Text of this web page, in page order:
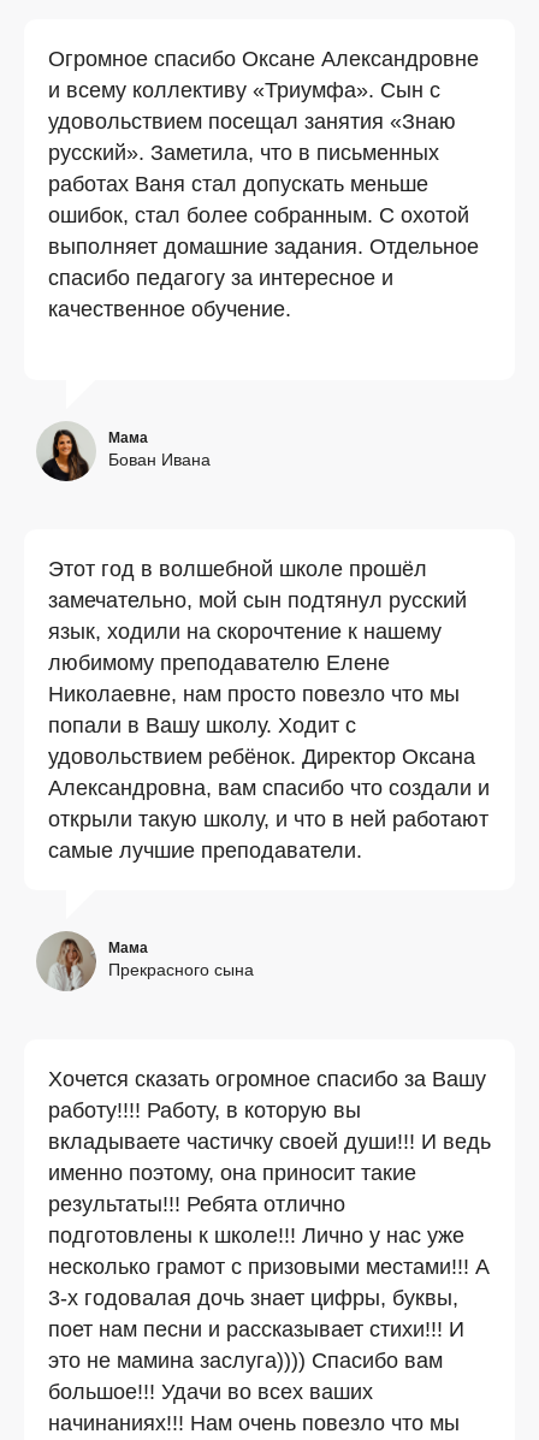
Огромное спасибо Оксане Александровне
и всему коллективу «Триумфа». Сын с
удовольствием посещал занятия «Знаю
русский». Заметила, что в письменных
работах Ваня стал допускать меньше
ошибок, стал более собранным. С охотой
выполняет домашние задания. Отдельное
спасибо педагогу за интересное и
качественное обучение.
Мама
Бован Ивана
Этот год в волшебной школе прошёл
замечательно, мой сын подтянул русский
язык, ходили на скорочтение к нашему
любимому преподавателю Елене
Николаевне, нам просто повезло что мы
попали в Вашу школу. Ходит с
удовольствием ребёнок. Директор Оксана
Александровна, вам спасибо что создали и
открыли такую школу, и что в ней работают
самые лучшие преподаватели.
Мама
Прекрасного сына
Хочется сказать огромное спасибо за Вашу
работу!!!! Работу, в которую вы
вкладываете частичку своей души!!! И ведь
именно поэтому, она приносит такие
результаты!!! Ребята отлично
подготовлены к школе!!! Лично у нас уже
несколько грамот с призовыми местами!!! А
3-х годовалая дочь знает цифры, буквы,
поет нам песни и рассказывает стихи!!! И
это не мамина заслуга)))) Спасибо вам
большое!!! Удачи во всех ваших
начинаниях!!! Нам очень повезло что мы